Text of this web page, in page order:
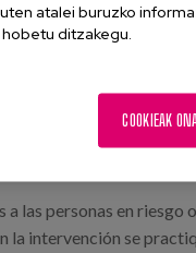
las personas en riesgo
la intervención se
atalei buruzko
ditzakegu.
COOKIEAK